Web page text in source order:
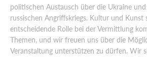
politischen Austausch über die Ukraine und
russischen Angriffskriegs. Kultur und Kunst
entscheidende Rolle bei der Vermittlung
Themen, und wir freuen uns über die
Veranstaltung unterstützen zu dürfen. Wir